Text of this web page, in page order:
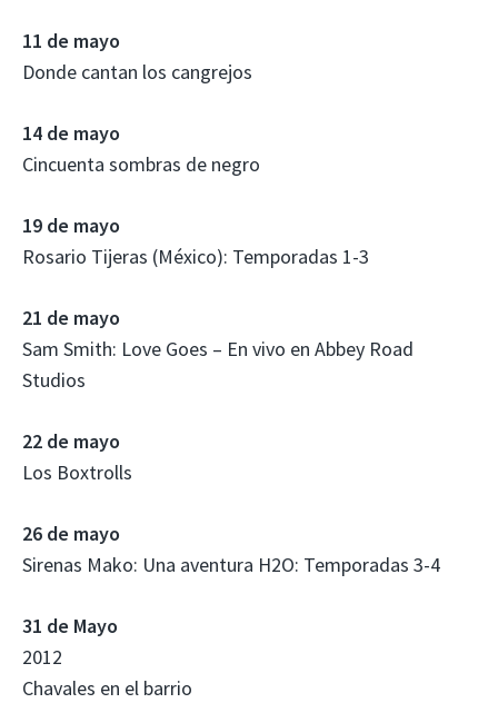
11 de mayo
Donde cantan los cangrejos
14 de mayo
Cincuenta sombras de negro
19 de mayo
Rosario Tijeras (México): Temporadas 1-3
21 de mayo
Sam Smith: Love Goes – En vivo en Abbey Road
Studios
22 de mayo
Los Boxtrolls
26 de mayo
Sirenas Mako: Una aventura H2O: Temporadas 3-4
31 de Mayo
2012
Chavales en el barrio